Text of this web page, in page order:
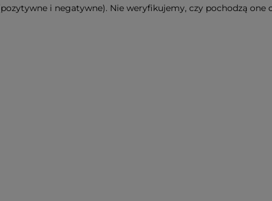
i negatywne). Nie weryfikujemy, czy pochodzą one